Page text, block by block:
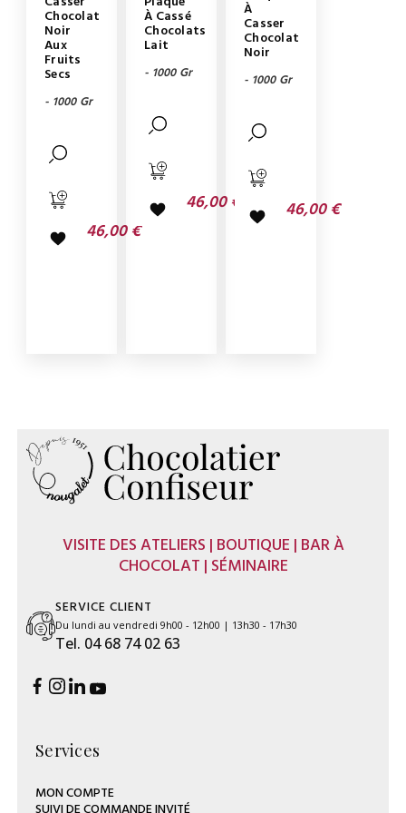
Chocolat
Noir
Aux
Fruits
Secs
- 1000 Gr
46,00 €
À Cassé
Chocolats
Lait
- 1000 Gr
46,00 €
À
Casser
Chocolat
Noir
- 1000 Gr
46,00 €
VISITE DES ATELIERS | BOUTIQUE | BAR À
CHOCOLAT | SÉMINAIRE
SERVICE CLIENT
Du lundi au vendredi 9h00 - 12h00 | 13h30 - 17h30
Tel. 04 68 74 02 63
Services
MON COMPTE